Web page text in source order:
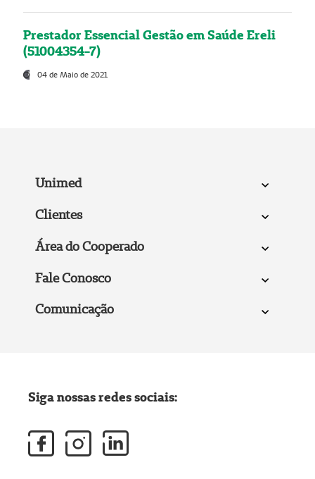
Prestador Essencial Gestão em Saúde Ereli
(51004354-7)
04 de Maio de 2021
Unimed
Clientes
Área do Cooperado
Fale Conosco
Comunicação
Siga nossas redes sociais: